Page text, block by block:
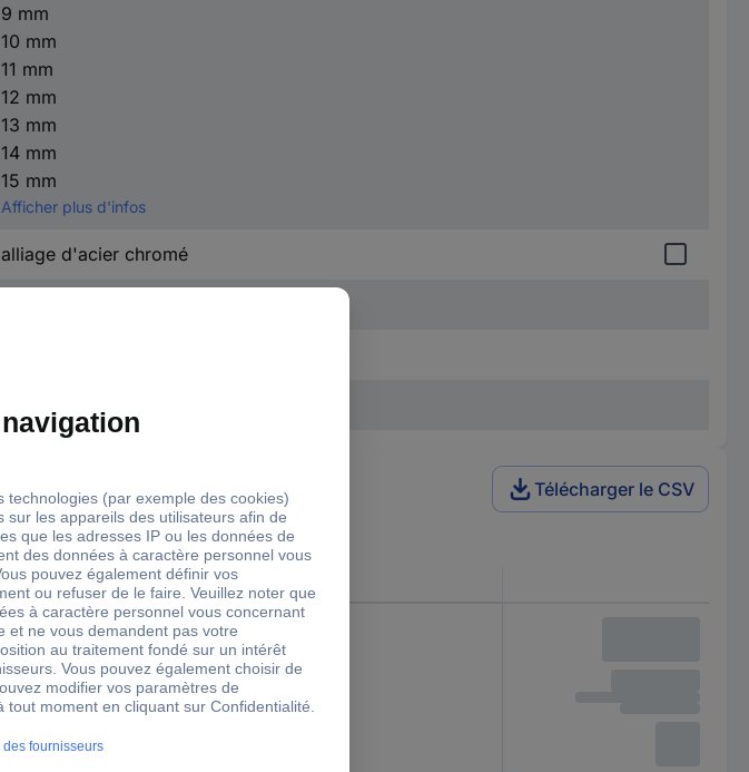
9 mm
10 mm
11 mm
12 mm
13 mm
14 mm
15 mm
Afficher plus d'infos
alliage d'acier chromé
Télécharger le CSV
Type de produit
Clé mixte